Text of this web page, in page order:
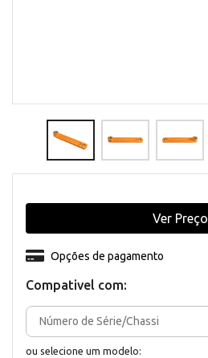
Compativel com:
ou selecione um modelo:
Opções de pagamento
Ver Preço